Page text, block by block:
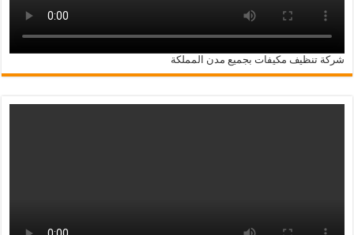
شركة تنظيف مكيفات بجميع مدن المملكة